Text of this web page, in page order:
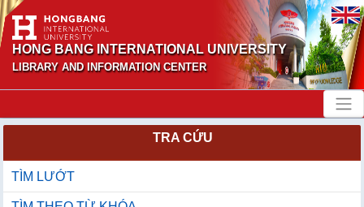
HONG BANG INTERNATIONAL UNIVERSITY
LIBRARY AND INFORMATION CENTER
TRA CỨU
TÌM LƯỚT